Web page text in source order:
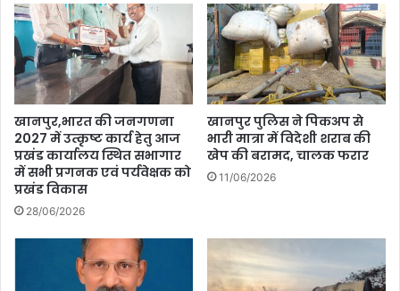
ने
जमकर
भागीदारी
लिया
।
खानपुर,भारत की जनगणना
2027 में उत्कृष्ट कार्य हेतु आज
प्रखंड कार्यालय स्थित सभागार
में सभी प्रगनक एवं पर्यवेक्षक को
प्रखंड विकास
28/06/2026
खानपुर पुलिस ने पिकअप से
भारी मात्रा में विदेशी शराब की
खेप की बरामद, चालक फरार
11/06/2026